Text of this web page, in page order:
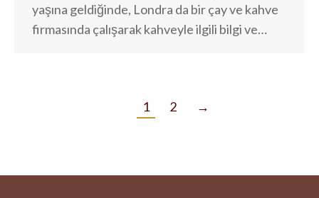
yaşına geldiğinde, Londra da bir çay ve kahve
firmasında çalışarak kahveyle ilgili bilgi ve…
1 2 →